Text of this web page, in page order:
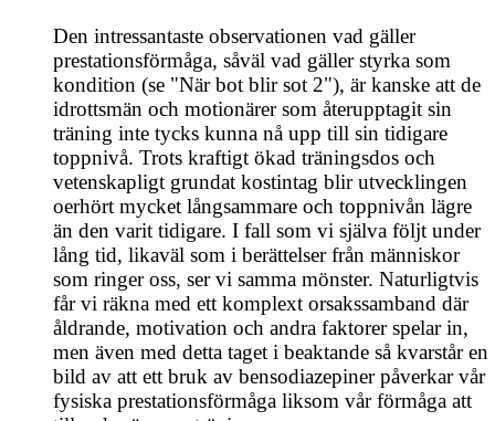
Den intressantaste observationen vad gäller
prestationsförmåga, såväl vad gäller styrka som
kondition (se "När bot blir sot 2"), är kanske att de
idrottsmän och motionärer som återupptagit sin
träning inte tycks kunna nå upp till sin tidigare
toppnivå. Trots kraftigt ökad träningsdos och
vetenskapligt grundat kostintag blir utvecklingen
oerhört mycket långsammare och toppnivån lägre
än den varit tidigare. I fall som vi själva följt under
lång tid, likaväl som i berättelser från människor
som ringer oss, ser vi samma mönster. Naturligtvis
får vi räkna med ett komplext orsakssamband där
åldrande, motivation och andra faktorer spelar in,
men även med detta taget i beaktande så kvarstår en
bild av att ett bruk av bensodiazepiner påverkar vår
fysiska prestationsförmåga liksom vår förmåga att